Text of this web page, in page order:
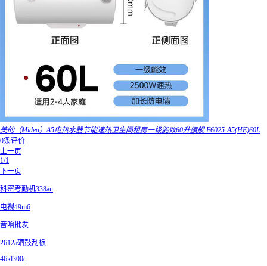
美的（Midea）A5电热水器节能速热卫生间租房一级能效60升旗舰 F6025-A5(HE)60L
0条评价
上一页
1/1
下一页
科密考勤机338au
电视49m6
音响批发
2612a硒鼓刮板
46kl300c